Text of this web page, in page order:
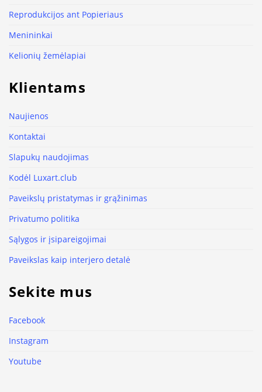
Reprodukcijos ant Popieriaus
Menininkai
Kelionių žemėlapiai
Klientams
Naujienos
Kontaktai
Slapukų naudojimas
Kodėl Luxart.club
Paveikslų pristatymas ir grąžinimas
Privatumo politika
Sąlygos ir įsipareigojimai
Paveikslas kaip interjero detalė
Sekite mus
Facebook
Instagram
Youtube